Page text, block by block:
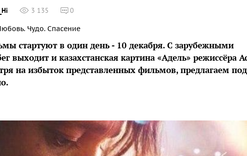
3 135 0
стартуют в один день - 10 декабря. С зарубежными
выходит и казахстанская картина «Адель» режиссёра
на избыток представленных фильмов, предлагаем